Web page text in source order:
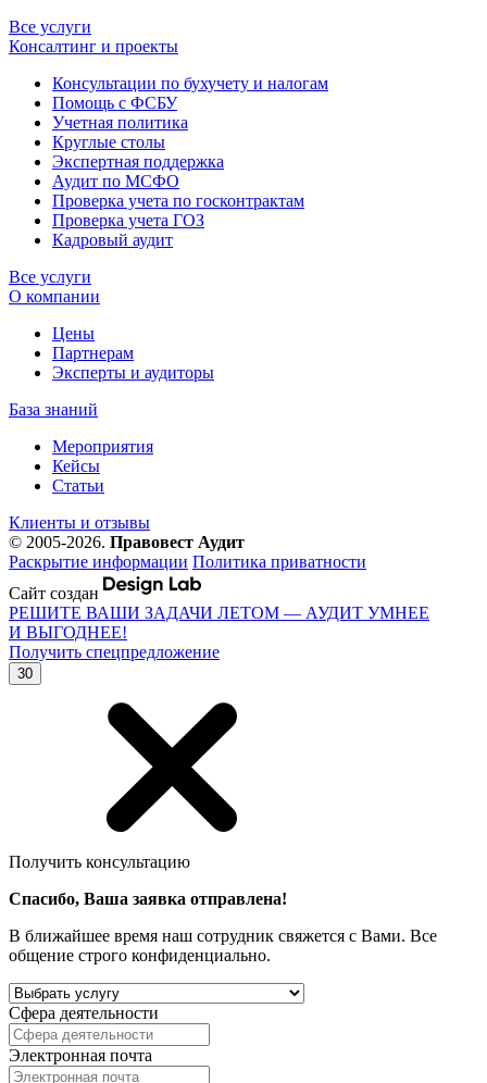
Все услуги
Консалтинг и проекты
Консультации по бухучету и налогам
Помощь с ФСБУ
Учетная политика
Круглые столы
Экспертная поддержка
Аудит по МСФО
Проверка учета по госконтрактам
Проверка учета ГОЗ
Кадровый аудит
Все услуги
О компании
Цены
Партнерам
Эксперты и аудиторы
База знаний
Мероприятия
Кейсы
Статьи
Клиенты и отзывы
© 2005-2026. Правовест Аудит
Раскрытие информации Политика приватности
Сайт создан
РЕШИТЕ ВАШИ ЗАДАЧИ ЛЕТОМ — АУДИТ УМНЕЕ
И ВЫГОДНЕЕ!
Получить спецпредложение
30
Получить консультацию
Спасибо, Ваша заявка отправлена!
В ближайшее время наш сотрудник свяжется с Вами. Все
общение строго конфиденциально.
Сфера деятельности
Электронная почта